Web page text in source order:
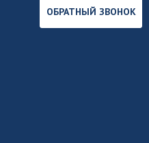
ОБРАТНЫЙ ЗВОНОК